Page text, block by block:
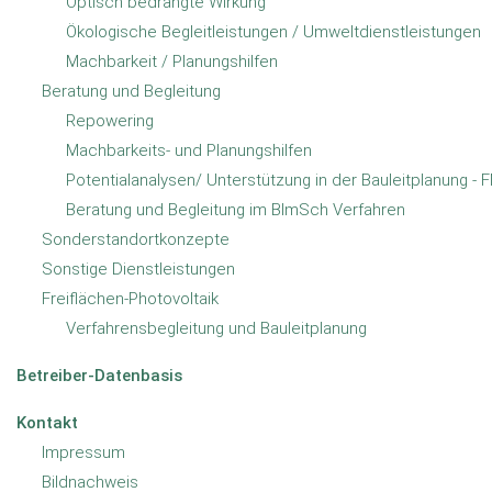
Aktuelles und
Wichtiges
Batteriespeicher
29.07.2026·mehr
25 Jahre enveco GmbH
25.06.2026· mehr
Herzlichen Dank an Dr. Rüdiger
Böngeler
01.07.2025·mehr
2024 Weihnachtsfeier
04.12.2024 mehr
Ökologische Begleitleistungen / Umweltdienstleistungen
Machbarkeit / Planungshilfen
Beratung und Begleitung
Repowering
Machbarkeits- und Planungshilfen
Potentialanalysen/ Unterstützung in der Bauleitplanung -
Beratung und Begleitung im BImSch Verfahren
Sonderstandortkonzepte
Sonstige Dienstleistungen
Freiflächen-Photovoltaik
Verfahrensbegleitung und Bauleitplanung
Betreiber-Datenbasis
Kontakt
Impressum
Bildnachweis